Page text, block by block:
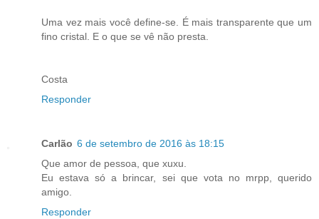
Uma vez mais você define-se. É mais transparente que um
fino cristal. E o que se vê não presta.
Costa
Responder
Carlão 6 de setembro de 2016 às 18:15
Que amor de pessoa, que xuxu.
Eu estava só a brincar, sei que vota no mrpp, querido
amigo.
Responder